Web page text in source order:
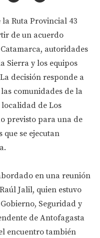
Ruta Provincial 43
de un acuerdo
autoridades
Sierra y los equipos
decisión responde a
comunidades de la
de Los
previsto para una de
se ejecutan
en una reunión
Jalil, quien estuvo
Seguridad y
de Antofagasta
encuentro también